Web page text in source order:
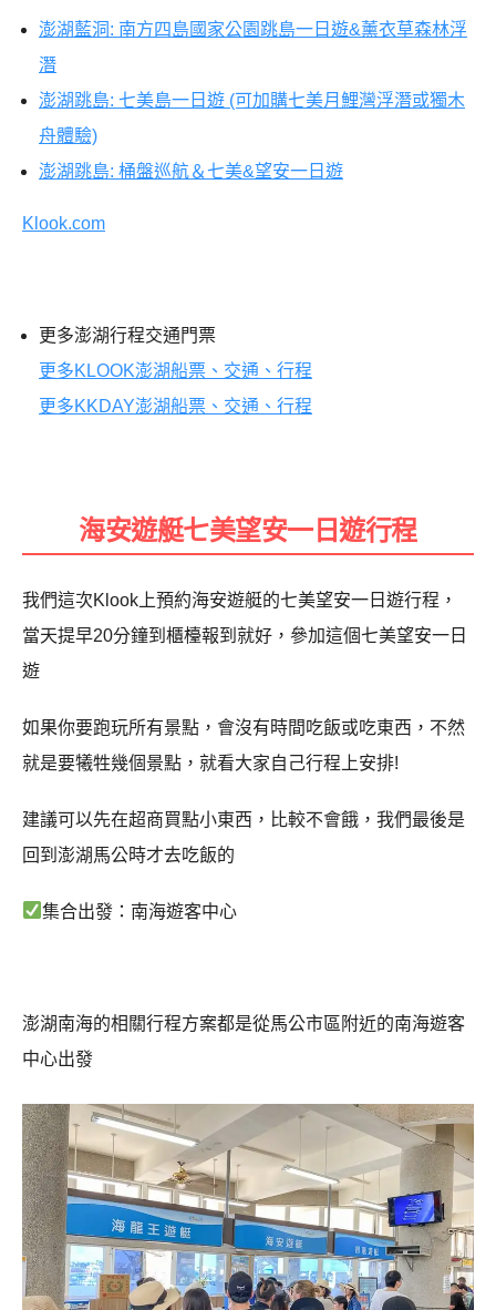
澎湖藍洞: 南方四島國家公園跳島一日遊&薰衣草森林浮
潛
澎湖跳島: 七美島一日遊 (可加購七美月鯉灣浮潛或獨木
舟體驗)
澎湖跳島: 桶盤巡航＆七美&望安一日遊
Klook.com
更多澎湖行程交通門票
更多KLOOK澎湖船票、交通、行程
更多KKDAY澎湖船票、交通、行程
海安遊艇七美望安一日遊行程
我們這次Klook上預約海安遊艇的七美望安一日遊行程，
當天提早20分鐘到櫃檯報到就好，參加這個七美望安一日
遊
如果你要跑玩所有景點，會沒有時間吃飯或吃東西，不然
就是要犧牲幾個景點，就看大家自己行程上安排!
建議可以先在超商買點小東西，比較不會餓，我們最後是
回到澎湖馬公時才去吃飯的
集合出發：南海遊客中心
澎湖南海的相關行程方案都是從馬公市區附近的南海遊客
中心出發